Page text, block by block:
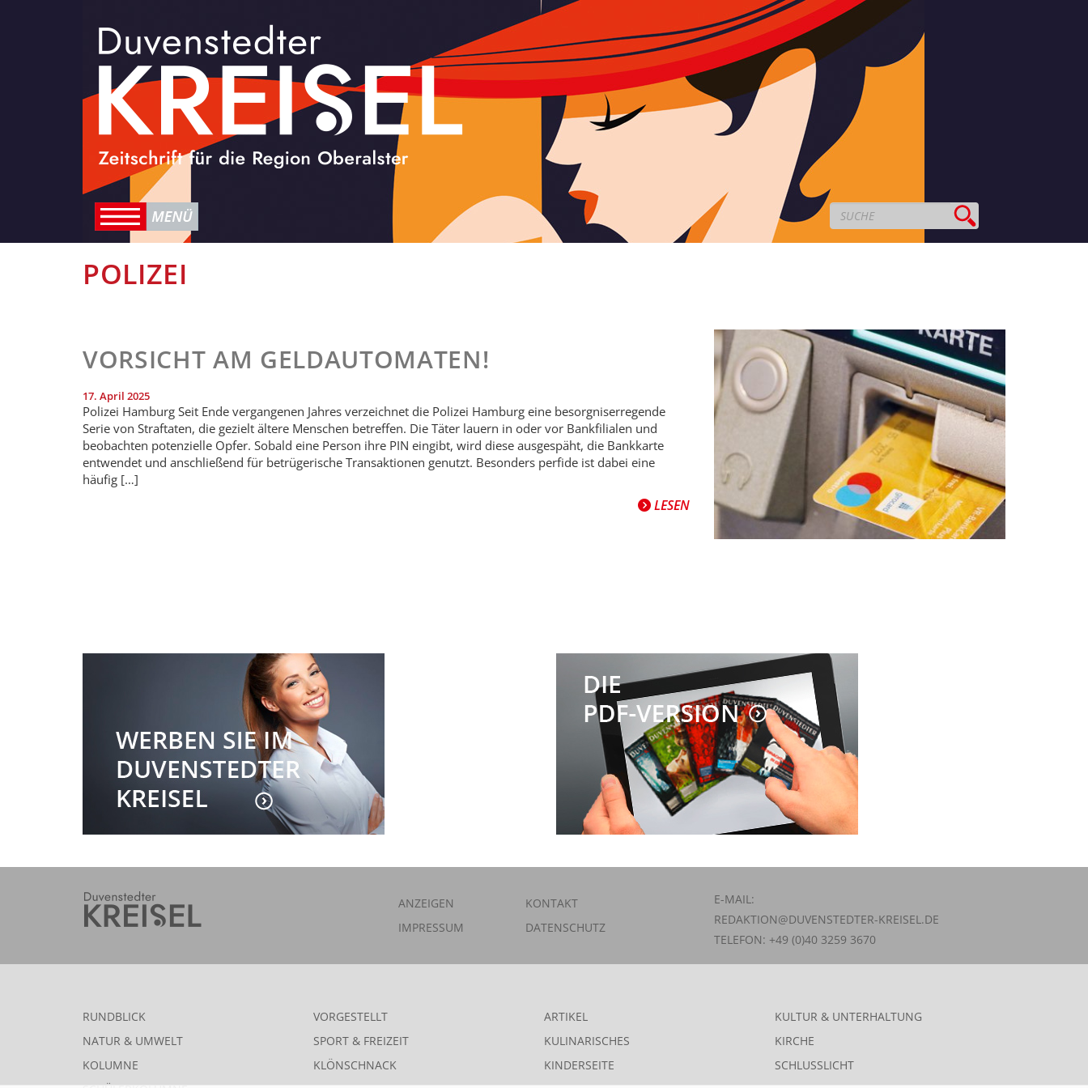
POLIZEI
VORSICHT AM GELDAUTOMATEN!
17. April 2025
Polizei Hamburg Seit Ende vergangenen Jahres verzeichnet die Polizei Hamburg eine besorgniserregende
Serie von Straftaten, die gezielt ältere Menschen betreffen. Die Täter lauern in oder vor Bankfilialen und
beobachten potenzielle Opfer. Sobald eine Person ihre PIN eingibt, wird diese ausgespäht, die Bankkarte
entwendet und anschließend für betrügerische Transaktionen genutzt. Besonders perfide ist dabei eine
häufig […]
LESEN
ANZEIGEN
KONTAKT
IMPRESSUM
DATENSCHUTZ
E-MAIL:
REDAKTION@DUVENSTEDTER-KREISEL.DE
TELEFON: +49 (0)40 3259 3670
RUNDBLICK VORGESTELLT ARTIKEL
KULTUR & UNTERHALTUNG
NATUR & UMWELT
SPORT & FREIZEIT KULINARISCHES
KIRCHE
KOLUMNE
KLÖNSCHNACK KINDERSEITE
SCHLUSSLICHT